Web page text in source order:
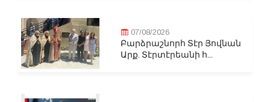
07/08/2026
Բարձրաշնորհ Տէր Յովնան
Արք. Տէրտէրեանի հ...